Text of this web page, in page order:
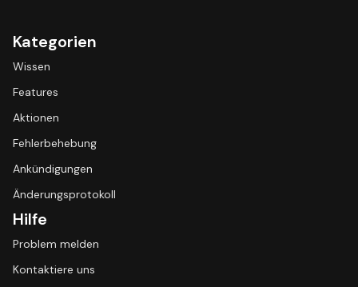
Kategorien
Wissen
Features
Aktionen
Fehlerbehebung
Ankündigungen
Änderungsprotokoll
Hilfe
Problem melden
Kontaktiere uns